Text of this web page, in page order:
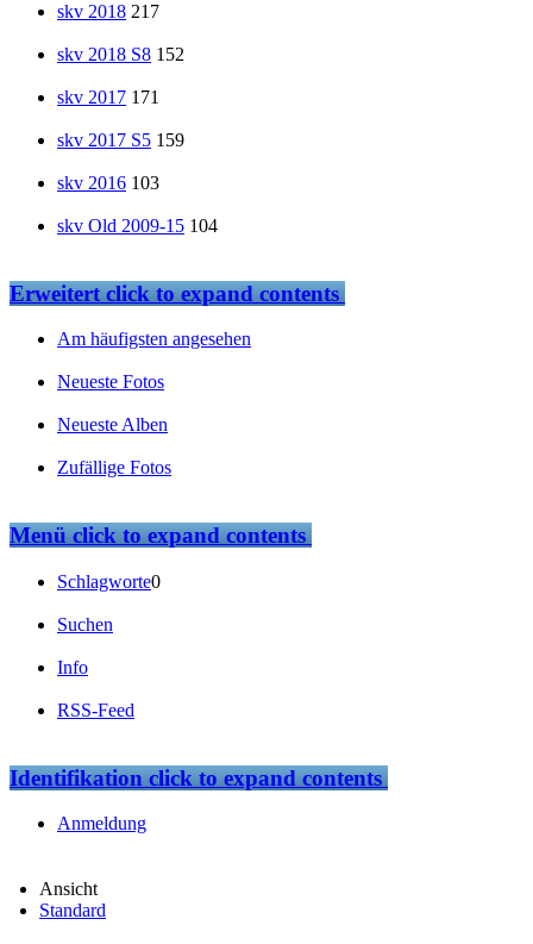
skv 2018 217
skv 2018 S8 152
skv 2017 171
skv 2017 S5 159
skv 2016 103
skv Old 2009-15 104
Erweitertclick to expand contents
Am häufigsten angesehen
Neueste Fotos
Neueste Alben
Zufällige Fotos
Menüclick to expand contents
Schlagworte0
Suchen
Info
RSS-Feed
Identifikationclick to expand contents
Anmeldung
Ansicht
Standard